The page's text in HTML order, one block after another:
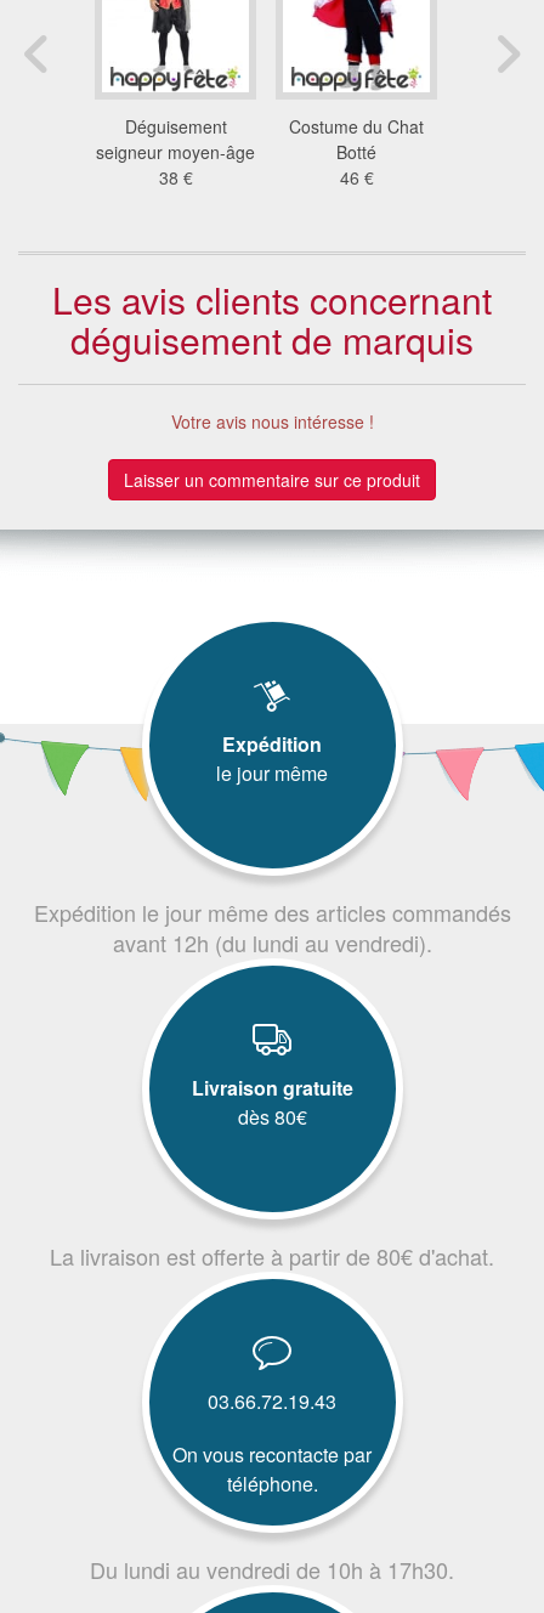
Déguisement
seigneur moyen-âge
38 €
Costume du Chat
Botté
46 €
Les avis clients concernant
déguisement de marquis
Votre avis nous intéresse !
Laisser un commentaire sur ce produit
Expédition
le jour même
Expédition le jour même des articles commandés
avant 12h (du lundi au vendredi).
Livraison gratuite
dès 80€
La livraison est offerte à partir de 80€ d'achat.
03.66.72.19.43
On vous recontacte par
téléphone.
Du lundi au vendredi de 10h à 17h30.